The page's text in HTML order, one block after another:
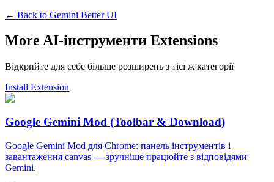
← Back to Gemini Better UI
More AI-інструменти Extensions
Відкрийте для себе більше розширень з тієї ж категорії
Install Extension
Google Gemini Mod (Toolbar & Download)
Google Gemini Mod для Chrome: панель інструментів і
завантаження canvas — зручніше працюйте з відповідями
Gemini.